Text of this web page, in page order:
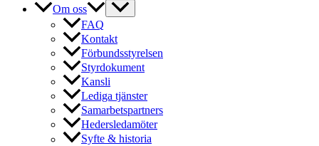
Om oss
FAQ
Kontakt
Förbundsstyrelsen
Styrdokument
Kansli
Lediga tjänster
Samarbetspartners
Hedersledamöter
Syfte & historia